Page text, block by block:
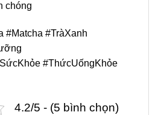
chóng
#Matcha #TràXanh
#ThứcUốngKhỏe
4.2/5 - (5 bình chọn)